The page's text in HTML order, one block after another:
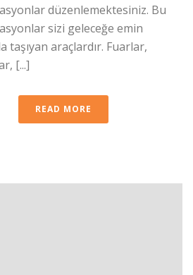
düzenlemektesiniz. Bu
sizi geleceğe emin
taşıyan araçlardır. Fuarlar,
[...]
READ MORE